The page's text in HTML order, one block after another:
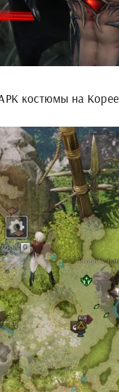
костюмы на Корее